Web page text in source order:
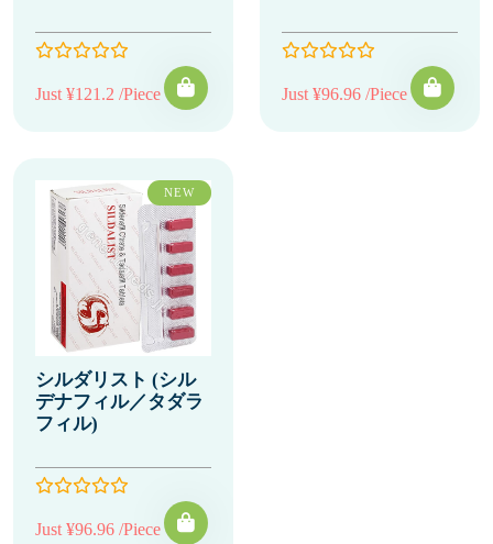
Just ¥121.2 /Piece Just ¥96.96 /Piece
NEW
シルダリスト (シル
デナフィル／タダラ
フィル)
Just ¥96.96 /Piece